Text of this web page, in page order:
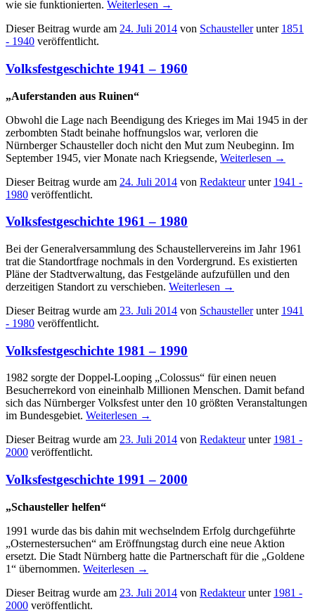
wie sie funktionierten. Weiterlesen →
Dieser Beitrag wurde am 24. Juli 2014 von Schaustellerunter 1851
- 1940 veröffentlicht.
Volksfestgeschichte 1941 – 1960
„Auferstanden aus Ruinen“
Obwohl die Lage nach Beendigung des Krieges im Mai 1945 in der
zerbombten Stadt beinahe hoffnungslos war, verloren die
Nürnberger Schausteller doch nicht den Mut zum Neubeginn. Im
September 1945, vier Monate nach Kriegsende, Weiterlesen →
Dieser Beitrag wurde am 24. Juli 2014 von Redakteurunter 1941 -
1980 veröffentlicht.
Volksfestgeschichte 1961 – 1980
Bei der Generalversammlung des Schaustellervereins im Jahr 1961
trat die Standortfrage nochmals in den Vordergrund. Es existierten
Pläne der Stadtverwaltung, das Festgelände aufzufüllen und den
derzeitigen Standort zu verschieben. Weiterlesen →
Dieser Beitrag wurde am 23. Juli 2014 von Schaustellerunter 1941
- 1980 veröffentlicht.
Volksfestgeschichte 1981 – 1990
1982 sorgte der Doppel-Looping „Colossus“ für einen neuen
Besucherrekord von eineinhalb Millionen Menschen. Damit befand
sich das Nürnberger Volksfest unter den 10 größten Veranstaltungen
im Bundesgebiet. Weiterlesen →
Dieser Beitrag wurde am 23. Juli 2014 von Redakteurunter 1981 -
2000 veröffentlicht.
Volksfestgeschichte 1991 – 2000
„Schausteller helfen“
1991 wurde das bis dahin mit wechselndem Erfolg durchgeführte
„Osternestersuchen“ am Eröffnungstag durch eine neue Aktion
ersetzt. Die Stadt Nürnberg hatte die Partnerschaft für die „Goldene
1“ übernommen. Weiterlesen →
Dieser Beitrag wurde am 23. Juli 2014 von Redakteurunter 1981 -
2000 veröffentlicht.